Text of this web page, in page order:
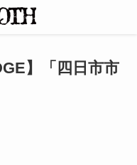
】「四日市市